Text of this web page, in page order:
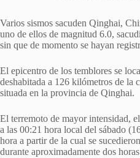
Varios sismos sacuden Qinghai,
uno de ellos de magnitud 6.0,
sin que de momento se hayan
El epicentro de los temblores se
deshabitada a 126 kilómetros de la
situada en la provincia de Qinghai.
El terremoto de mayor intensidad,
a las 00:21 hora local del sábado
hora a partir de la cual se
durante aproximadamente dos